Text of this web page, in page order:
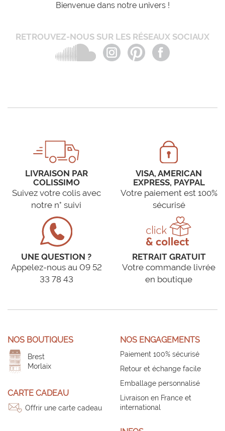
Bienvenue dans notre univers !
RETROUVEZ-NOUS SUR LES RÉSEAUX SOCIAUX
LIVRAISON PAR
COLISSIMO
Suivez votre colis avec
notre n° suivi
VISA, AMERICAN
EXPRESS, PAYPAL
Votre paiement est 100%
sécurisé
UNE QUESTION ?
Appelez-nous au 09 52
33 78 43
RETRAIT GRATUIT
Votre commande livrée
en boutique
NOS BOUTIQUES
Brest
Morlaix
CARTE CADEAU
Offrir une carte cadeau
NOS ENGAGEMENTS
Paiement 100% sécurisé
Retour et échange facile
Emballage personnalisé
Livraison en France et
international